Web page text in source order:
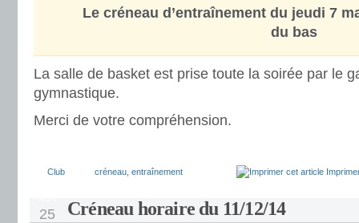
Le créneau d’entraînement du jeudi 7
du bas
La salle de basket est prise toute la soirée par le
gymnastique.
Merci de votre compréhension.
Club créneau entraînement
25 Créneau horaire du 11/12/14